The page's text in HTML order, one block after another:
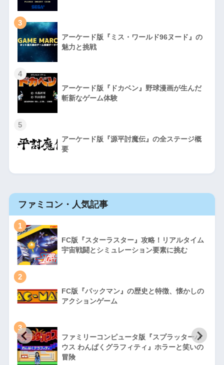
3
アーケード版『ミス・ワールド96ヌード』の
魅力と挑戦
4
アーケード版『ドカベン』野球漫画が生んだ
斬新なゲーム体験
5
アーケード版『源平討魔伝』の全ステージ概
要
ファミコン・人気記事
1
FC版『スターラスター』攻略！リアルタイム
宇宙戦闘とシミュレーション要素に挑む
2
FC版『パックマン』の歴史と特徴、懐かしの
アクションゲーム
3
ファミリーコンピュータ版『スプラッターハ
ウス わんぱくグラフィティ』ホラーと笑いの
冒険